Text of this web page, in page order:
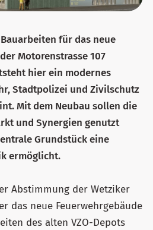
für das neue
Motorenstrasse 107
hier ein modernes
Stadtpolizei und Zivilschutz
Mit dem Neubau sollen die
und Synergien genutzt
Grundstück eine
ermöglicht.
Abstimmung der Wetziker
das neue Feuerwehrgebäude
des alten VZO-Depots